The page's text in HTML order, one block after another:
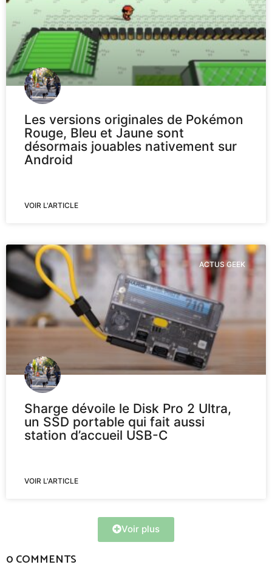
Les versions originales de Pokémon
Rouge, Bleu et Jaune sont
désormais jouables nativement sur
Android
VOIR L'ARTICLE
ACTUS GEEK
Sharge dévoile le Disk Pro 2 Ultra,
un SSD portable qui fait aussi
station d’accueil USB-C
VOIR L'ARTICLE
Voir plus
0 COMMENTS